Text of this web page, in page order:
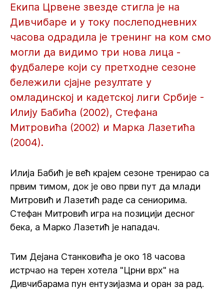
Екипа Црвене звезде стигла је на
Дивчибаре и у току послеподневних
часова одрадила је тренинг на ком смо
могли да видимо три нова лица -
фудбалере који су претходне сезоне
бележили сјајне резултате у
омладинској и кадетској лиги Србије -
Илију Бабића (2002), Стефана
Митровића (2002) и Марка Лазетића
(2004).
Илија Бабић је већ крајем сезоне тренирао са
првим тимом, док је ово први пут да млади
Митровић и Лазетић раде са сениорима.
Стефан Митровић игра на позицији десног
бека, а Марко Лазетић је нападач.
Тим Дејана Станковића је око 18 часова
истрчао на терен хотела "Црни врх" на
Дивчибарама пун ентузијазма и оран за рад.